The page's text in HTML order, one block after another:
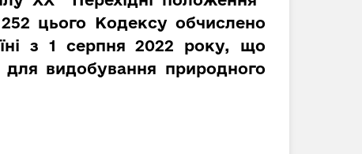
252 цього Кодексу обчислено
з 1 серпня 2022 року, що
видобування природного